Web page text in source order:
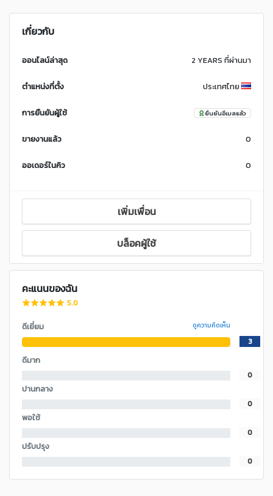
เกี่ยวกับ
ออนไลน์ล่าสุด 2 YEARS ที่ผ่านมา
ตำแหน่งที่ตั้ง ประเทศไทย
การยืนยันผู้ใช้ ยืนยันอีเมลแล้ว
ขายงานแล้ว 0
ออเดอร์ในคิว 0
เพิ่มเพื่อน
บล็อคผู้ใช้
คะแนนของฉัน
5.0
ดีเยี่ยม ดูความคิดเห็น
3
ดีมาก
0
ปานกลาง
0
พอใช้
0
ปรับปรุง
0